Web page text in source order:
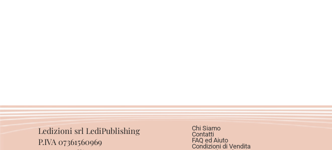
Ledizioni srl LediPublishing
P.IVA 07361560969
Chi Siamo
Contatti
FAQ ed Aiuto
Condizioni di Vendita